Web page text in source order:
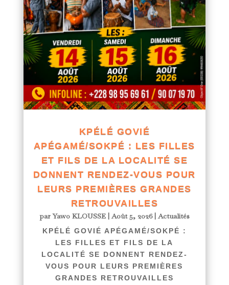
KPÉLÉ GOVIÉ
APÉGAMÉ/SOKPÉ : LES FILLES
ET FILS DE LA LOCALITÉ SE
DONNENT RENDEZ-VOUS POUR
LEURS PREMIÈRES GRANDES
RETROUVAILLES
parYawo KLOUSSE|Août 5, 2026|Actualités
KPÉLÉ GOVIÉ APÉGAMÉ/SOKPÉ :
LES FILLES ET FILS DE LA
LOCALITÉ SE DONNENT RENDEZ-
VOUS POUR LEURS PREMIÈRES
GRANDES RETROUVAILLES